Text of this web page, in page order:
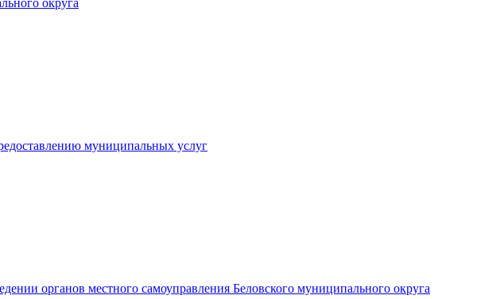
округа
муниципальных услуг
органов местного самоуправления Беловского муниципального округа